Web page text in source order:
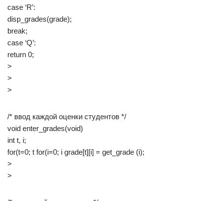
case ‘R’:
disp_grades(grade);
break;
case ‘Q’:
return 0;
>
>
>
/* ввод каждой оценки студентов */
void enter_grades(void)
int t, i;
for(t=0; t for(i=0; i grade[t][i] = get_grade (i);
>
>